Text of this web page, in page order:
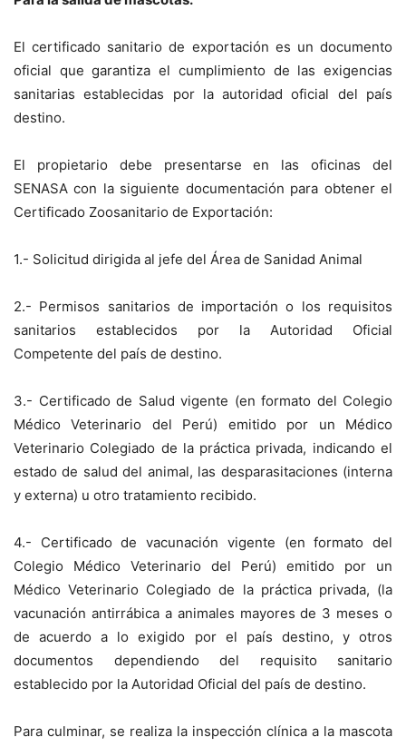
El certificado sanitario de exportación es un documento
oficial que garantiza el cumplimiento de las exigencias
sanitarias establecidas por la autoridad oficial del país
destino.
El propietario debe presentarse en las oficinas del
SENASA con la siguiente documentación para obtener el
Certificado Zoosanitario de Exportación:
1.- Solicitud dirigida al jefe del Área de Sanidad Animal
2.- Permisos sanitarios de importación o los requisitos
sanitarios establecidos por la Autoridad Oficial
Competente del país de destino.
3.- Certificado de Salud vigente (en formato del Colegio
Médico Veterinario del Perú) emitido por un Médico
Veterinario Colegiado de la práctica privada, indicando el
estado de salud del animal, las desparasitaciones (interna
y externa) u otro tratamiento recibido.
4.- Certificado de vacunación vigente (en formato del
Colegio Médico Veterinario del Perú) emitido por un
Médico Veterinario Colegiado de la práctica privada, (la
vacunación antirrábica a animales mayores de 3 meses o
de acuerdo a lo exigido por el país destino, y otros
documentos dependiendo del requisito sanitario
establecido por la Autoridad Oficial del país de destino.
Para culminar, se realiza la inspección clínica a la mascota